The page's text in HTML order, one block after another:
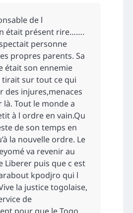
de l
était présent rire…….
personne
propres parents. Sa
était son ennemie
tirait sur tout ce qui
des injures,menaces
là. Tout le monde a
à l ordre en vain.Qu
de son temps en
la nouvelle ordre. Le
va revenir au
Liberer puis que c est
kpodjro qui l
la justice togolaise,
de